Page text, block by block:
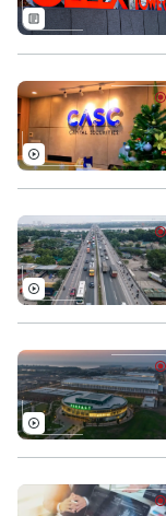
Theo dõi Hà Nội On